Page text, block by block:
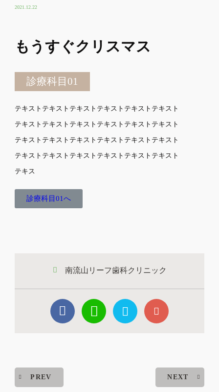
2021.12.22
もうすぐクリスマス
診療科目01
テキストテキストテキストテキストテキストテキスト
テキストテキストテキストテキストテキストテキスト
テキストテキストテキストテキストテキストテキスト
テキストテキストテキストテキストテキストテキスト
テキス
診療科目01へ
南流山リーフ歯科クリニック
PREV NEXT